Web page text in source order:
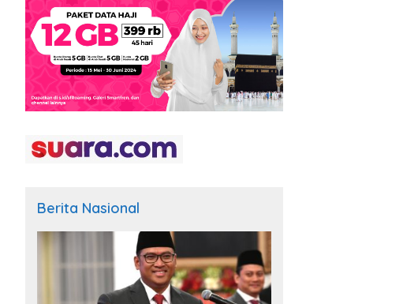
Berita Nasional